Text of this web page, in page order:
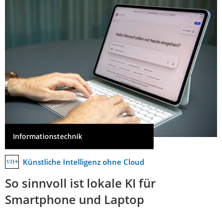
Informationstechnik
Künstliche Intelligenz ohne Cloud
So sinnvoll ist lokale KI für
Smartphone und Laptop